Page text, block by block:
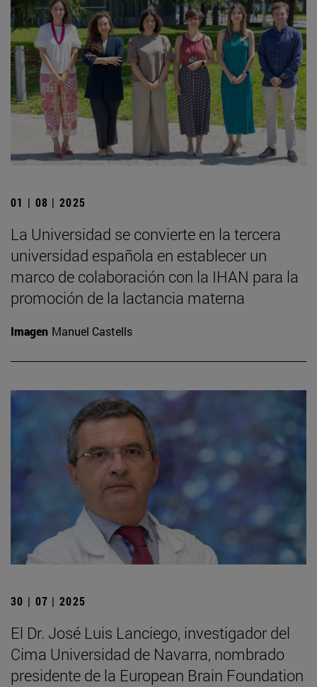
01 | 08 | 2025
La Universidad se convierte en la tercera
universidad española en establecer un
marco de colaboración con la IHAN para la
promoción de la lactancia materna
Imagen Manuel Castells
30 | 07 | 2025
El Dr. José Luis Lanciego, investigador del
Cima Universidad de Navarra, nombrado
presidente de la European Brain Foundation